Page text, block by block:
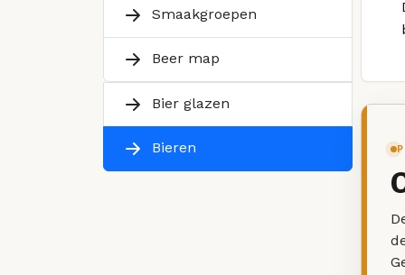
Smaakgroepen
Beer map
Bier glazen
Bieren